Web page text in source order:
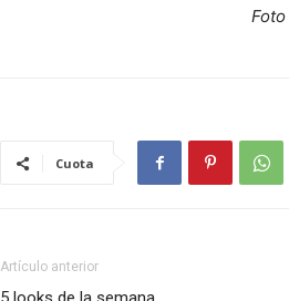
Cuota
Artículo anterior